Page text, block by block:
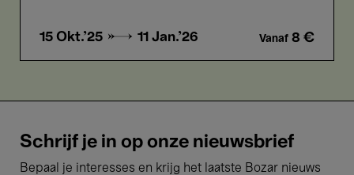
15 Okt.'25 → 11 Jan.'26 Vanaf 8 €
Schrijf je in op onze nieuwsbrief
Bepaal je interesses en krijg het laatste Bozar nieuws